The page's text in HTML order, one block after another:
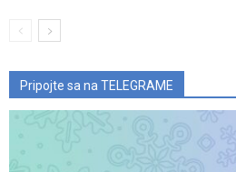
Pripojte sa na TELEGRAME